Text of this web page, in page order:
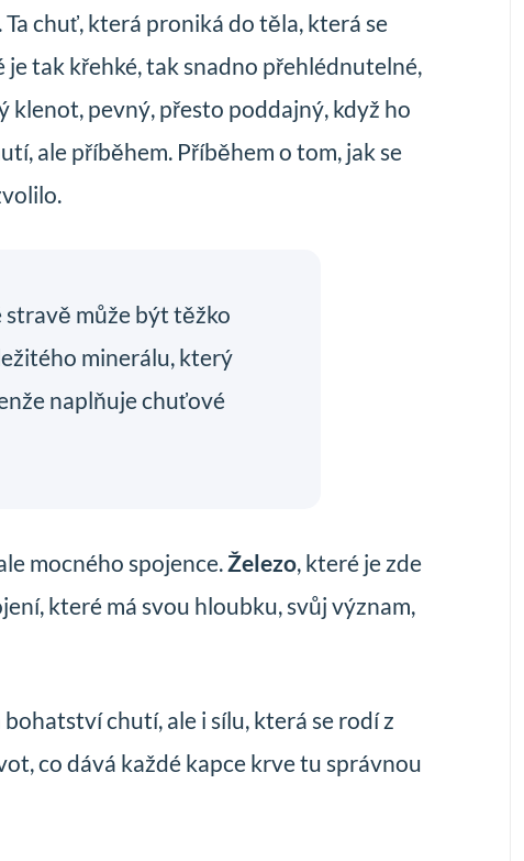
chuť, která proniká do těla, která se
je tak křehké, tak snadno přehlédnutelné,
klenot, pevný, přesto poddajný, když ho
ale příběhem. Příběhem o tom, jak se
může být těžko
minerálu, který
naplňuje chuťové
mocného spojence.Železo, které je zde
které má svou hloubku, svůj význam,
chutí, ale i sílu, která se rodí z
co dává každé kapce krve tu správnou